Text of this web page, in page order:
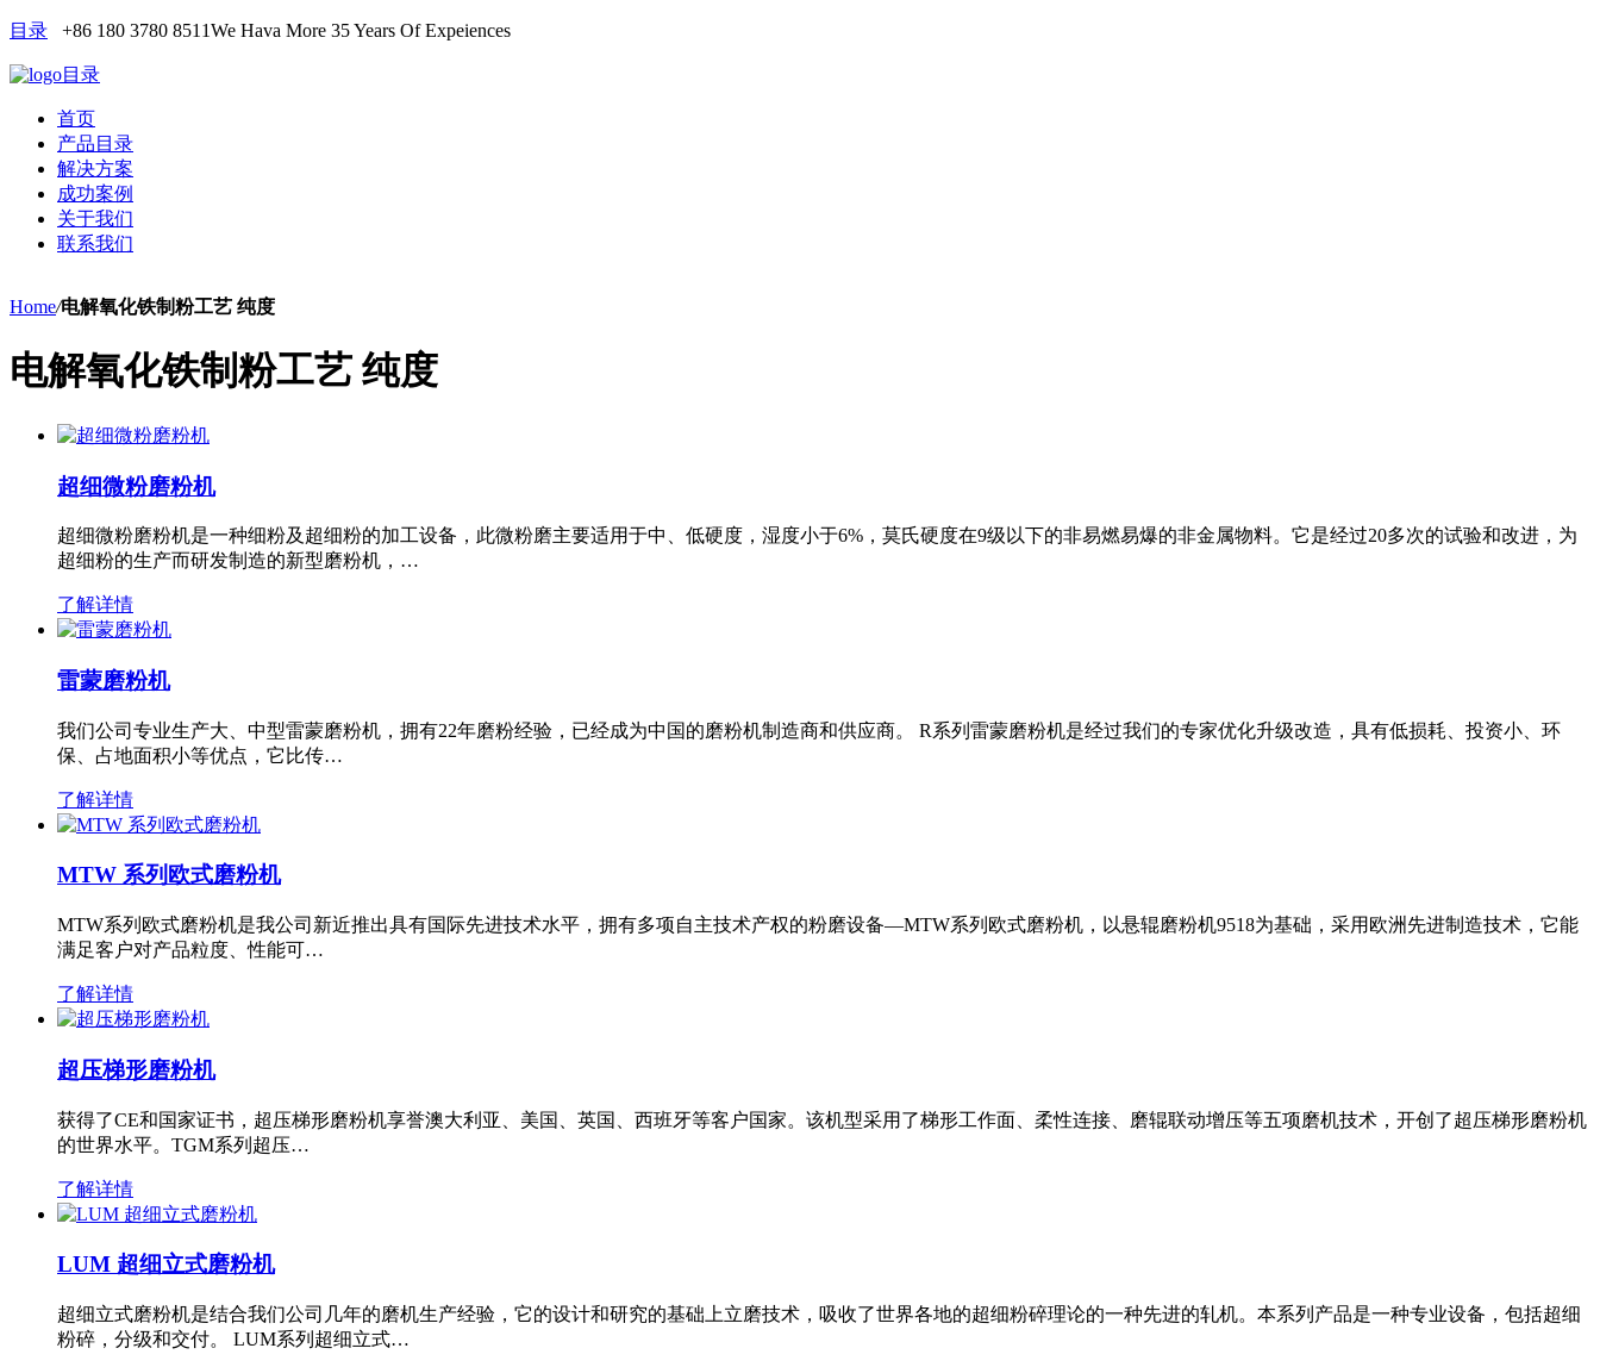
目录 +86 180 3780 8511We Hava More 35 Years Of Expeiences
目录
首页
产品目录
解决方案
成功案例
关于我们
联系我们
Home/电解氧化铁制粉工艺 纯度
电解氧化铁制粉工艺 纯度
超细微粉磨粉机
超细微粉磨粉机是一种细粉及超细粉的加工设备，此微粉磨主要适用于中、低硬度，湿度小于6%，莫氏硬度在9级以下的非易燃易爆的非金属物料。它是经过20多次的试验和改进，为
超细粉的生产而研发制造的新型磨粉机，…
了解详情
雷蒙磨粉机
我们公司专业生产大、中型雷蒙磨粉机，拥有22年磨粉经验，已经成为中国的磨粉机制造商和供应商。 R系列雷蒙磨粉机是经过我们的专家优化升级改造，具有低损耗、投资小、环
保、占地面积小等优点，它比传…
了解详情
MTW 系列欧式磨粉机
MTW系列欧式磨粉机是我公司新近推出具有国际先进技术水平，拥有多项自主技术产权的粉磨设备—MTW系列欧式磨粉机，以悬辊磨粉机9518为基础，采用欧洲先进制造技术，它能
满足客户对产品粒度、性能可…
了解详情
超压梯形磨粉机
获得了CE和国家证书，超压梯形磨粉机享誉澳大利亚、美国、英国、西班牙等客户国家。该机型采用了梯形工作面、柔性连接、磨辊联动增压等五项磨机技术，开创了超压梯形磨粉机
的世界水平。TGM系列超压…
了解详情
LUM 超细立式磨粉机
超细立式磨粉机是结合我们公司几年的磨机生产经验，它的设计和研究的基础上立磨技术，吸收了世界各地的超细粉碎理论的一种先进的轧机。本系列产品是一种专业设备，包括超细
粉碎，分级和交付。 LUM系列超细立式…